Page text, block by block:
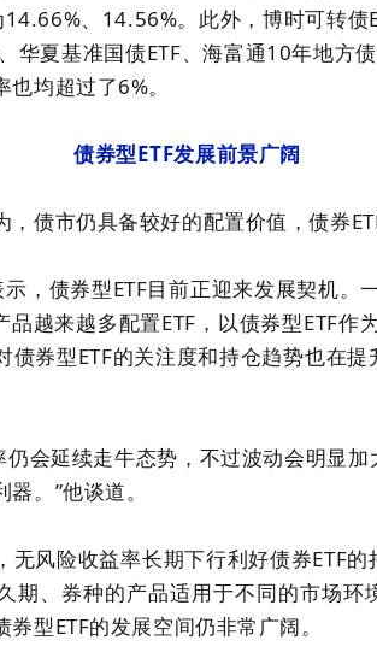
14.66%、14.56%。此外，博时可转债
华夏基准国债ETF、海富通10年地方
均超过了6%。
债券型ETF发展前景广阔
债市仍具备较好的配置价值，债券
，债券型ETF目前正迎来发展契机。
越来越多配置ETF，以债券型ETF作
债券型ETF的关注度和持仓趋势也在提
会延续走牛态势，不过波动会明显加
。”他谈道。
无风险收益率长期下行利好债券ETF的
期、券种的产品适用于不同的市场环
型ETF的发展空间仍非常广阔。